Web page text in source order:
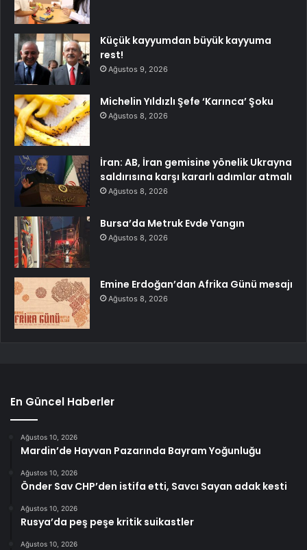
Küçük kayyumdan büyük kayyuma
rest!
Ağustos 9, 2026
Michelin Yıldızlı Şefe ‘Karınca’ Şoku
Ağustos 8, 2026
İran: AB, İran gemisine yönelik Ukrayna
saldırısına karşı kararlı adımlar atmalı
Ağustos 8, 2026
Bursa’da Metruk Evde Yangın
Ağustos 8, 2026
Emine Erdoğan’dan Afrika Günü mesajı
Ağustos 8, 2026
En Güncel Haberler
Ağustos 10, 2026
Mardin’de Hayvan Pazarında Bayram Yoğunluğu
Ağustos 10, 2026
Önder Sav CHP’den istifa etti, Savcı Sayan adak kesti
Ağustos 10, 2026
Rusya’da peş peşe kritik suikastler
Ağustos 10, 2026